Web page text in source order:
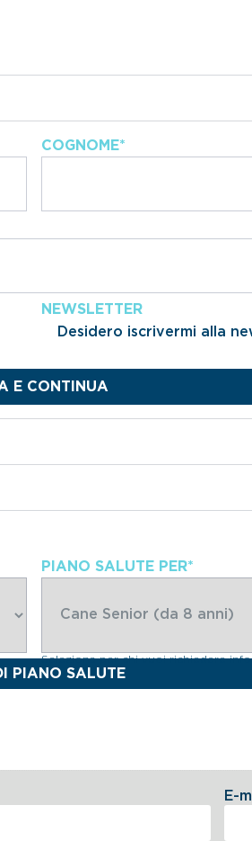
COGNOME*
NEWSLETTER
Desidero iscrivermi alla
PIANO SALUTE PER*
Seleziona per chi vuoi richiedere
E-